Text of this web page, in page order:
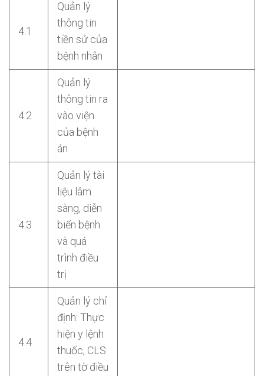
4.1
Quản lý
thông tin
tiền sử của
bệnh nhân
4.2
Quản lý
thông tin ra
vào viện
của bệnh
án
4.3
Quản lý tài
liệu lâm
sàng, diễn
biến bệnh
và quá
trình điều
trị
4.4
Quản lý chỉ
định: Thực
hiện y lệnh
thuốc, CLS
trên tờ điều